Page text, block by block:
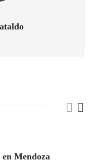
Mendoza